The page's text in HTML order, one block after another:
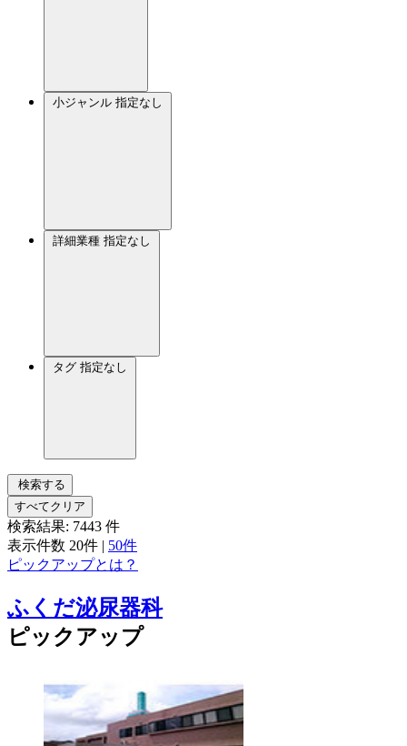
小ジャンル 指定なし
詳細業種 指定なし
タグ 指定なし
検索する
すべてクリア
検索結果: 7443 件
表示件数 20件 | 50件
ピックアップとは？
ふくだ泌尿器科
ピックアップ